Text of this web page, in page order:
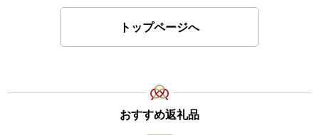
トップページへ
おすすめ返礼品